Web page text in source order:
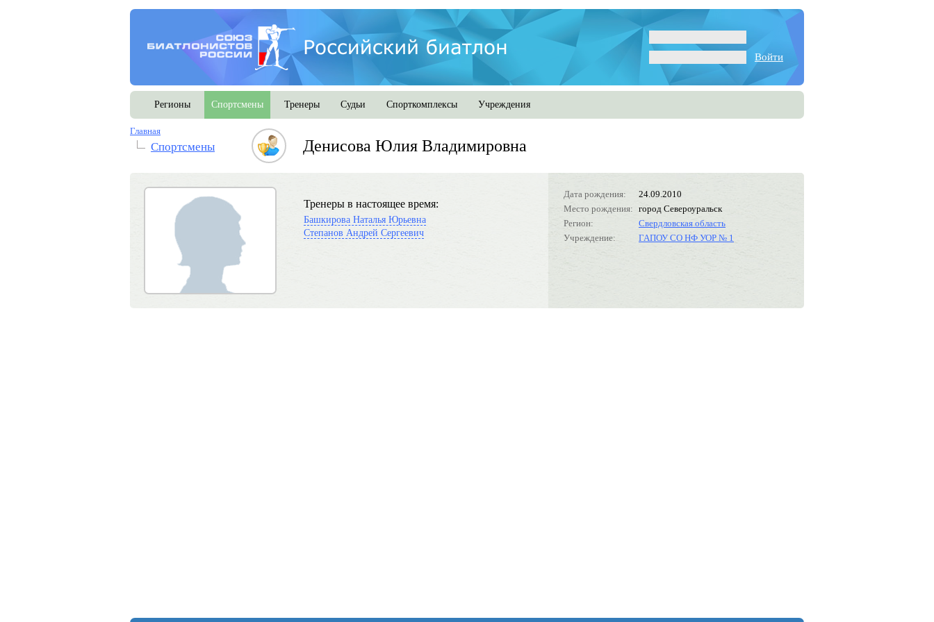
Войти
Регионы Спортсмены Тренеры Судьи Спорткомплексы Учреждения
Главная
Спортсмены Денисова Юлия Владимировна
Дата рождения:
24.09.2010
Место рождения: город Североуральск
Регион:
Свердловская область
Учреждение:
ГАПОУ СО НФ УОР № 1
Тренеры в настоящее время:
Башкирова Наталья Юрьевна
Степанов Андрей Сергеевич